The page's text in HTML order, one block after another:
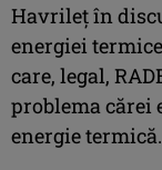
Havrileţ în
energiei
care, legal,
problema cărei
energie termică.